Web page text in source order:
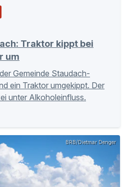
Traktor kippt bei
um
Gemeinde Staudach-
ein Traktor umgekippt. Der
unter Alkoholeinfluss.
BRB/Dietmar Denger